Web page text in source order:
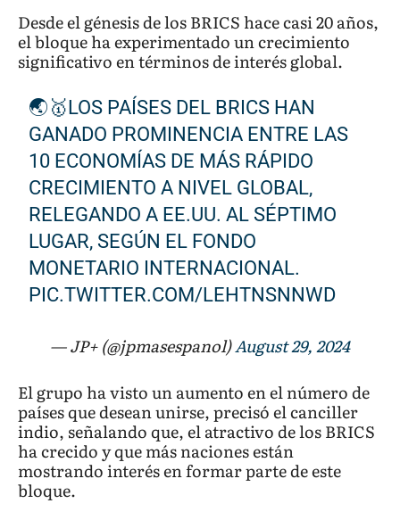
Desde el génesis de los BRICS hace casi 20 años,
el bloque ha experimentado un crecimiento
significativo en términos de interés global.
🌏🥇LOS PAÍSES DEL BRICS HAN
GANADO PROMINENCIA ENTRE LAS
10 ECONOMÍAS DE MÁS RÁPIDO
CRECIMIENTO A NIVEL GLOBAL,
RELEGANDO A EE.UU. AL SÉPTIMO
LUGAR, SEGÚN EL FONDO
MONETARIO INTERNACIONAL.
PIC.TWITTER.COM/LEHTNSNNWD
— JP+ (@jpmasespanol)August 29, 2024
El grupo ha visto un aumento en el número de
países que desean unirse, precisó el canciller
indio, señalando que, el atractivo de los BRICS
ha crecido y que más naciones están
mostrando interés en formar parte de este
bloque.